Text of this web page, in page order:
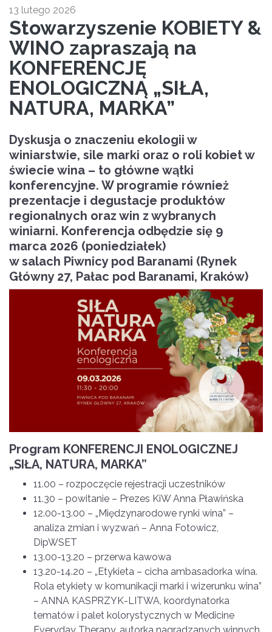
13 lutego 2026
Stowarzyszenie KOBIETY &
WINO zapraszają na
KONFERENCJĘ
ENOLOGICZNĄ „SIŁA,
NATURA, MARKA”
Dyskusja o znaczeniu ekologii w
winiarstwie, sile marki oraz o roli kobiet w
świecie wina – to główne wątki
konferencyjne. W programie również
prezentacje i degustacje produktów
regionalnych oraz win z wybranych
winiarni. Konferencja odbędzie się 9
marca 2026 (poniedziałek)
w salach Piwnicy pod Baranami (Rynek
Główny 27, Pałac pod Baranami, Kraków)
Program KONFERENCJI ENOLOGICZNEJ
„SIŁA, NATURA, MARKA”
11.00 – rozpoczęcie rejestracji uczestników
11.30 – powitanie – Prezes KiW Anna Pławińska
12.00-13.00 – „Międzynarodowe rynki wina” –
analiza zmian i wyzwań – Anna Fotowicz,
DipWSET
13.00-13.20 – przerwa kawowa
13.20-14.20 – „Etykieta – cicha ambasadorka wina.
Rola etykiety w komunikacji marki i wizerunku wina”
– ANNA KASPRZYK-LITWA, koordynatorka
tematów i palet kolorystycznych w Medicine